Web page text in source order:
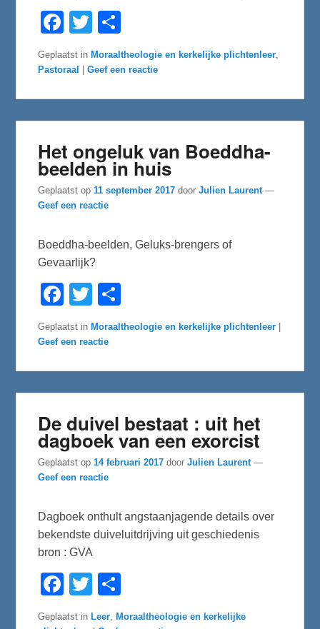
F
e
b
o
k
T
t
t
e
e
n
Geplaatst in Moraaltheologie en kerkelijke plichtenleer
Pastoraal
|Geef een reactie
Het ongeluk van Boeddha-
beelden in huis
Geplaatst op11 september 2017 doorJulien Laurent —
Geef een reactie
Boeddha-beelden, Geluks-brengers of
Gevaarlijk?
F
e
b
o
k
T
t
t
e
e
n
Geplaatst in Moraaltheologie en kerkelijke plichtenleer |
Geef een reactie
De duivel bestaat : uit het
dagboek van een exorcist
Geplaatst op14 februari 2017 doorJulien Laurent —
Geef een reactie
Dagboek onthult angstaanjagende details over
bekendste duiveluitdrijving uit geschiedenis
bron : GVA
F
e
b
T
t
t
e
n
Geplaatst in Leer ,Moraaltheologie en kerkelijke